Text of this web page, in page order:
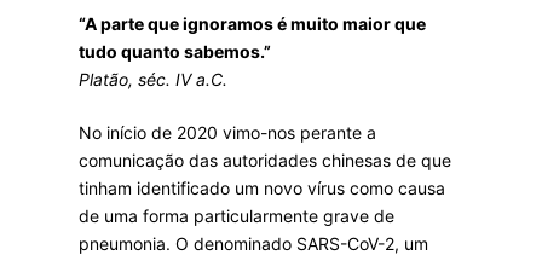
“A parte que ignoramos é muito maior que
tudo quanto sabemos.”
Platão, séc. IV a.C.
No início de 2020 vimo-nos perante a
comunicação das autoridades chinesas de que
tinham identificado um novo vírus como causa
de uma forma particularmente grave de
pneumonia. O denominado SARS-CoV-2, um